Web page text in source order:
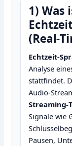
1) Was
Analyse
stattfindet.
Signale wie
Pausen,